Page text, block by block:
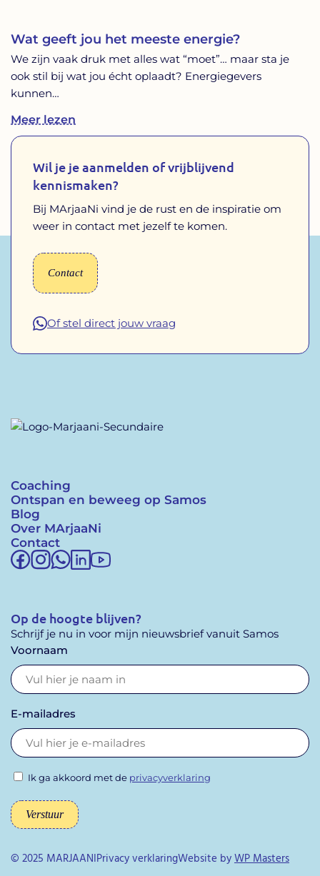
Wat geeft jou het meeste energie?
We zijn vaak druk met alles wat “moet”… maar sta je
ook stil bij wat jou écht oplaadt? Energiegevers
kunnen…
Meer lezen
Coaching
Ontspan en beweeg op Samos
Blog
Over MArjaaNi
Contact
Op de hoogte blijven?
Schrijf je nu in voor mijn nieuwsbrief vanuit Samos
Voornaam
E-mailadres
Ik ga akkoord met de privacyverklaring
Verstuur
Wil je je aanmelden of vrijblijvend
kennismaken?
Bij MArjaaNi vind je de rust en de inspiratie om
weer in contact met jezelf te komen.
Contact
Of stel direct jouw vraag
© 2025 MARJAANIPrivacy verklaringWebsite byWP Masters